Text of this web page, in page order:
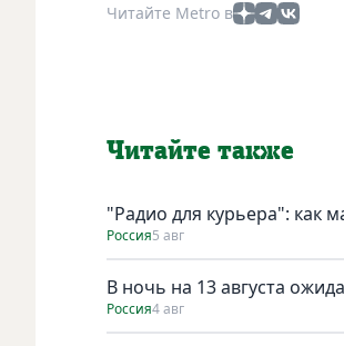
Читайте Metro в
Читайте также
"Радио для курьера": как
Россия5 авг
В ночь на 13 августа
Россия4 авг